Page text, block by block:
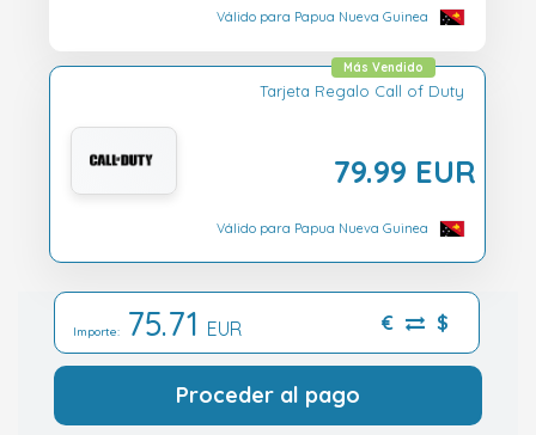
Válido para Papua Nueva Guinea
Tarjeta Regalo Call of Duty
79.99 EUR
Más Vendido
Válido para Papua Nueva Guinea
Importe: 75.71 EUR € $
Proceder al pago